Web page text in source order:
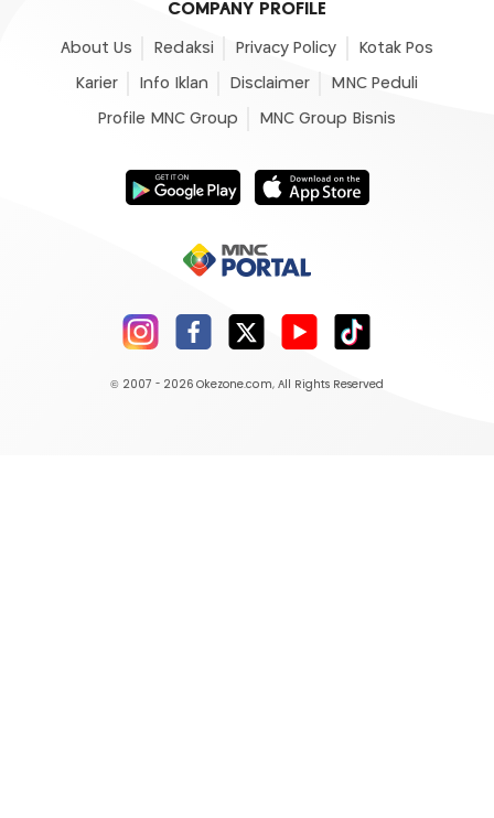
COMPANY PROFILE
About Us Redaksi Privacy Policy Kotak Pos
Karier Info Iklan Disclaimer MNC Peduli
Profile MNC Group MNC Group Bisnis
© 2007 - 2026 Okezone.com, All Rights Reserved